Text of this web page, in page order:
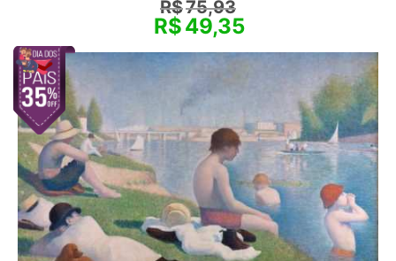
R$75,93
R$49,35